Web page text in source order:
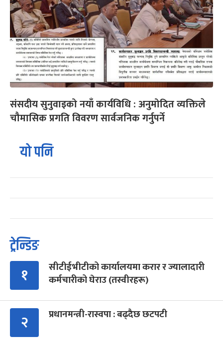
संसदीय सुनुवाइको नयाँ कार्यविधि : अनुमोदित व्यक्तिले
चौमासिक प्रगति विवरण सार्वजनिक गर्नुपर्ने
यो पनि
ट्रेन्डिङ
१
सीटीईभीटीको कार्यालयमा करार र ज्यालादारी
कर्मचारीको घेराउ (तस्वीरहरू)
२ प्रधानमन्त्री-रास्वपा : बढ्दैछ छटपटी